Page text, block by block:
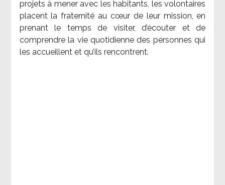
projets à mener avec les habitants, les volontaires
placent la fraternité au cœur de leur mission, en
prenant le temps de visiter, d’écouter et de
comprendre la vie quotidienne des personnes qui
les accueillent et qu’ils rencontrent.